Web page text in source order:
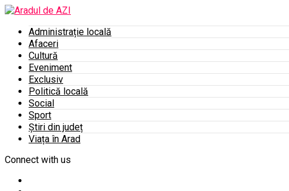
Administrație locală
Afaceri
Cultură
Eveniment
Exclusiv
Politică locală
Social
Sport
Știri din județ
Viața în Arad
Connect with us